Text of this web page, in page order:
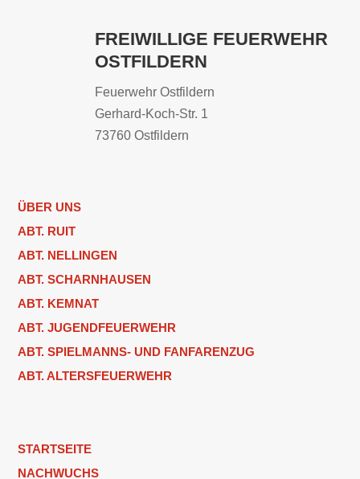
FREIWILLIGE FEUERWEHR
OSTFILDERN
Feuerwehr Ostfildern
Gerhard-Koch-Str. 1
73760 Ostfildern
ÜBER UNS
ABT. RUIT
ABT. NELLINGEN
ABT. SCHARNHAUSEN
ABT. KEMNAT
ABT. JUGENDFEUERWEHR
ABT. SPIELMANNS- UND FANFARENZUG
ABT. ALTERSFEUERWEHR
STARTSEITE
NACHWUCHS